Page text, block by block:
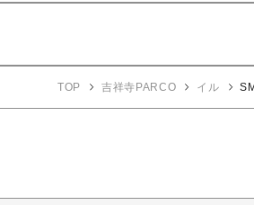
TOP 吉祥寺PARCO イル